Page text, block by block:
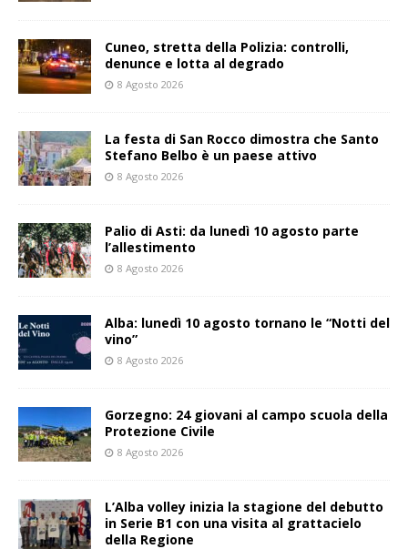
Cuneo, stretta della Polizia: controlli,
denunce e lotta al degrado
8 Agosto 2026
La festa di San Rocco dimostra che Santo
Stefano Belbo è un paese attivo
8 Agosto 2026
Palio di Asti: da lunedì 10 agosto parte
l’allestimento
8 Agosto 2026
Alba: lunedì 10 agosto tornano le “Notti del
vino”
8 Agosto 2026
Gorzegno: 24 giovani al campo scuola della
Protezione Civile
8 Agosto 2026
L’Alba volley inizia la stagione del debutto
in Serie B1 con una visita al grattacielo
della Regione